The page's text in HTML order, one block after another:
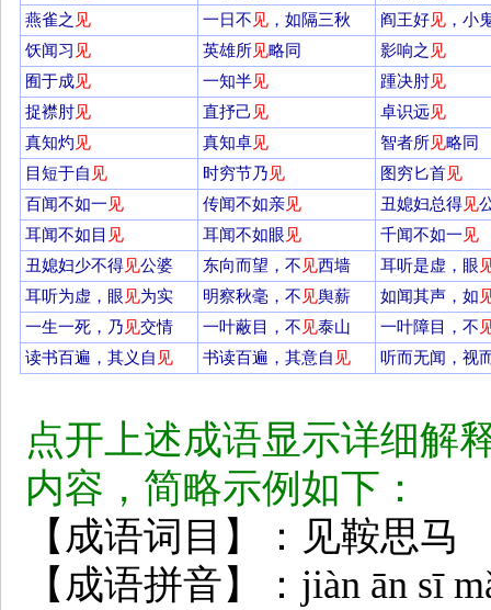
燕雀之 见 一日不 见 ，如隔三秋 阎王好见 ，小
饫闻习 见 英雄所见略同 影响之 见
囿于成见 一知半见 踵决肘见
捉襟肘见 直抒己 见 卓识远见
真知灼 见 真知卓见 智者所见略同
目短于自 见 时穷节乃 见 图穷匕首见
百闻不如一 见 传闻不如亲见 丑媳妇总得见
耳闻不如目 见 耳闻不如眼 见 千闻不如一 见
丑媳妇少不得见公婆 东向而望，不 见西墙 耳听是虚，眼
耳听为虚，眼 见为实 明察秋毫，不 见舆薪 如闻其声，如
一生一死，乃 见交情 一叶蔽目，不 见泰山 一叶障目，不
读书百遍，其义自 见 书读百遍，其意自 见 听而无闻，视
点开上述成语显示详细解
内容，简略示例如下：
【成语词目】：见鞍思马
【成语拼音】：jiàn ān sī